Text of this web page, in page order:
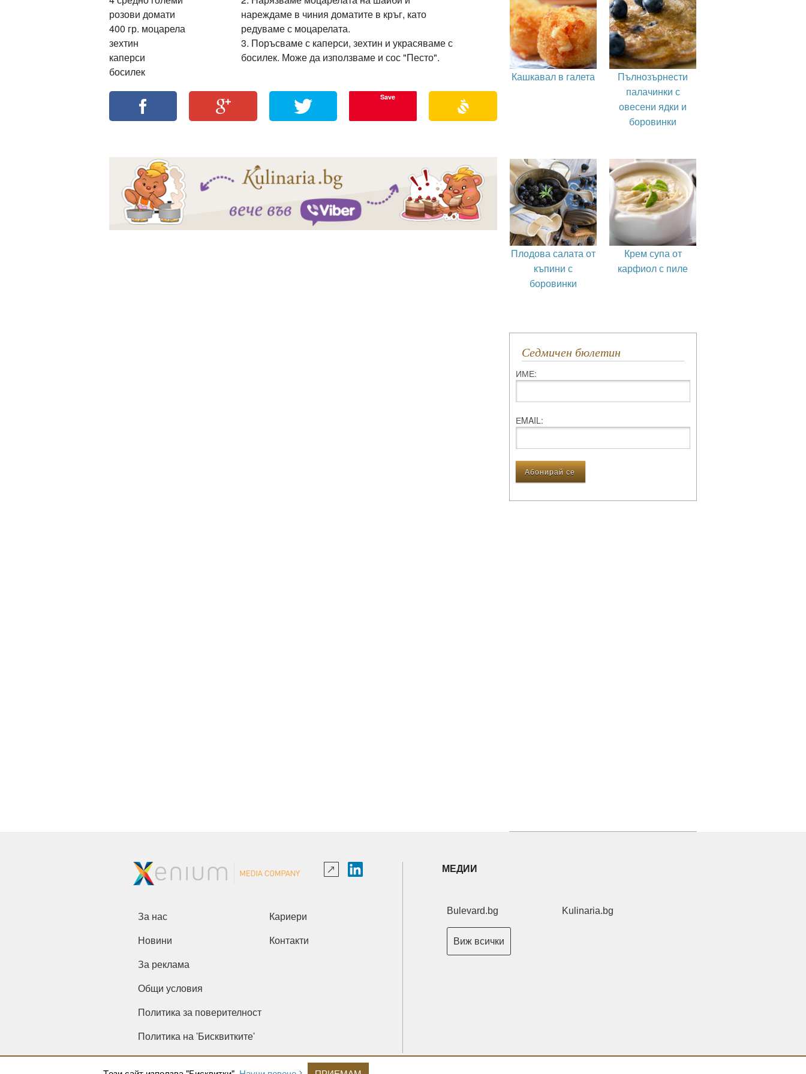
розови домати
400 гр. моцарела
зехтин
каперси
босилек
нареждаме в чиния доматите в кръг, като
редуваме с моцарелата.
3. Поръсваме с каперси, зехтин и украсяваме с
босилек. Може да използваме и сос "Песто".
Save
Кашкавал в галета
Пълнозърнести
палачинки с
овесени ядки и
боровинки
Плодова салата от
къпини с
боровинки
Крем супа от
карфиол с пиле
Седмичен бюлетин
ИМЕ:
ЕMAIL:
За нас Кариери
Новини Контакти
За реклама
Общи условия
Политика за поверителност
Политика на 'Бисквитките'
МЕДИИ
Bulevard.bg Kulinaria.bg
Виж всички
Copyright © 2026 Ксениум ООД. Всички права запазени.